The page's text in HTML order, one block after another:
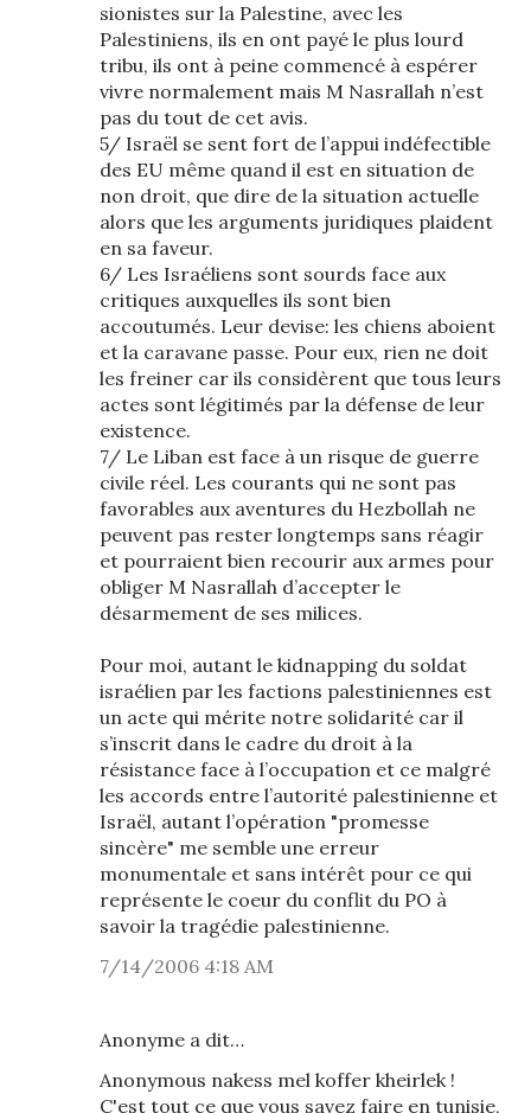
sionistes sur la Palestine, avec les
Palestiniens, ils en ont payé le plus lourd
tribu, ils ont à peine commencé à espérer
vivre normalement mais M Nasrallah n’est
pas du tout de cet avis.
5/ Israël se sent fort de l’appui indéfectible
des EU même quand il est en situation de
non droit, que dire de la situation actuelle
alors que les arguments juridiques plaident
en sa faveur.
6/ Les Israéliens sont sourds face aux
critiques auxquelles ils sont bien
accoutumés. Leur devise: les chiens aboient
et la caravane passe. Pour eux, rien ne doit
les freiner car ils considèrent que tous leurs
actes sont légitimés par la défense de leur
existence.
7/ Le Liban est face à un risque de guerre
civile réel. Les courants qui ne sont pas
favorables aux aventures du Hezbollah ne
peuvent pas rester longtemps sans réagir
et pourraient bien recourir aux armes pour
obliger M Nasrallah d’accepter le
désarmement de ses milices.
Pour moi, autant le kidnapping du soldat
israélien par les factions palestiniennes est
un acte qui mérite notre solidarité car il
s’inscrit dans le cadre du droit à la
résistance face à l’occupation et ce malgré
les accords entre l’autorité palestinienne et
Israël, autant l’opération "promesse
sincère" me semble une erreur
monumentale et sans intérêt pour ce qui
représente le coeur du conflit du PO à
savoir la tragédie palestinienne.
7/14/2006 4:18 AM
Anonyme a dit…
Anonymous nakess mel koffer kheirlek !
C'est tout ce que vous savez faire en tunisie,